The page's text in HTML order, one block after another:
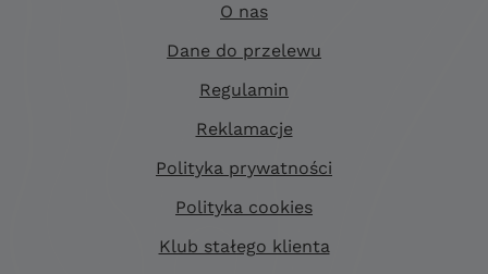
O nas
Dane do przelewu
Regulamin
Reklamacje
Polityka prywatności
Polityka cookies
Klub stałego klienta